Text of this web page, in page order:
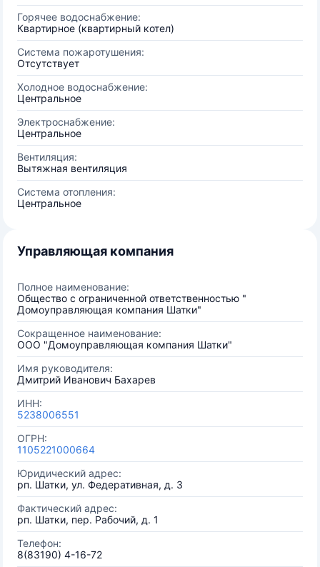
Горячее водоснабжение:
Квартирное (квартирный котел)
Система пожаротушения:
Отсутствует
Холодное водоснабжение:
Центральное
Электроснабжение:
Центральное
Вентиляция:
Вытяжная вентиляция
Система отопления:
Центральное
Управляющая компания
Полное наименование:
Общество с ограниченной ответственностью "
Домоуправляющая компания Шатки"
Сокращенное наименование:
ООО "Домоуправляющая компания Шатки"
Имя руководителя:
Дмитрий Иванович Бахарев
ИНН:
5238006551
ОГРН:
1105221000664
Юридический адрес:
рп. Шатки, ул. Федеративная, д. 3
Фактический адрес:
рп. Шатки, пер. Рабочий, д. 1
Телефон:
8(83190) 4-16-72